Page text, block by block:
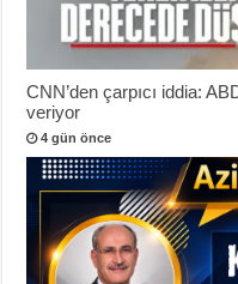
CNN’den çarpıcı iddia:
veriyor
4 gün önce